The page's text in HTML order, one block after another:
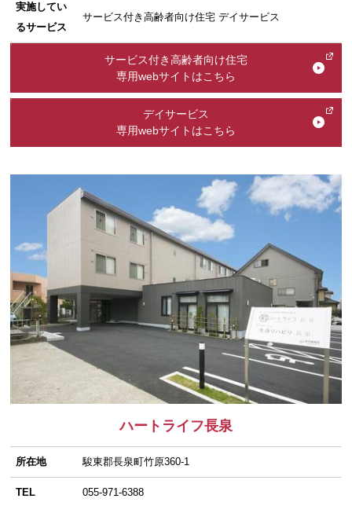
実施してい
るサービス
サービス付き高齢者向け住宅 デイサービス
サービス付き高齢者向け住宅
専用webサイトはこちら
デイサービス
専用webサイトはこちら
ハートライフ長泉
所在地 駿東郡長泉町竹原360-1
TEL 055-971-6388